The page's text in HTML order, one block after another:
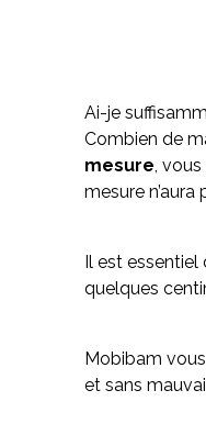
Ai-je
Combien de
mesure,
mesure
Il est essentiel
quelques
Mobibam
et sans